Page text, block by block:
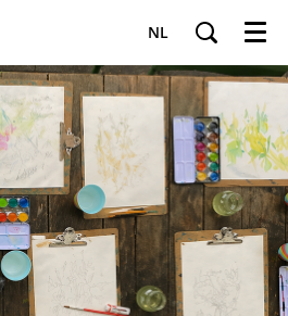
NL Menu